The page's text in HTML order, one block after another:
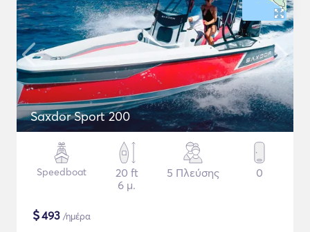
Saxdor Sport 200
Speedboat
20 ft
6 μ.
5 Πλεύσης 0
$493 /ημέρα